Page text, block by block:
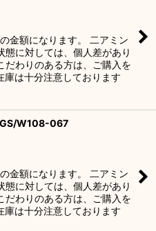
金額になります。 二アミン
態に対しては、個人差があり
だわりのある方は、ご購入を
は十分注意しております
W108-067
金額になります。 二アミン
態に対しては、個人差があり
だわりのある方は、ご購入を
は十分注意しております